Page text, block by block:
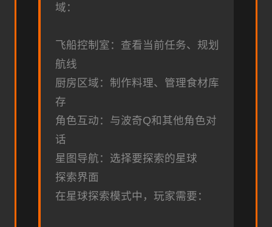
域：
飞船控制室：查看当前任务、规划
航线
厨房区域：制作料理、管理食材库
存
角色互动：与波奇Q和其他角色对
话
星图导航：选择要探索的星球
探索界面
在星球探索模式中，玩家需要：